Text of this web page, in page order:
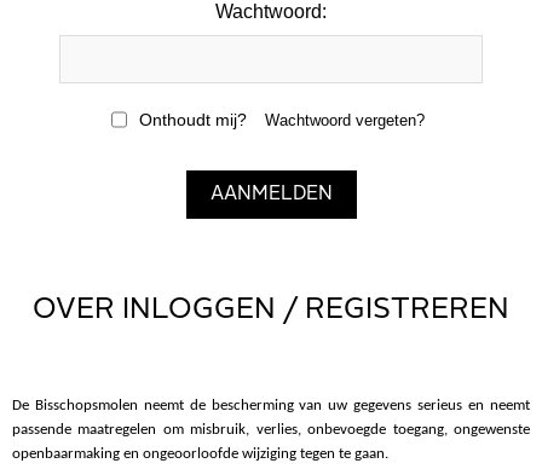
Wachtwoord:
Onthoudt mij? Wachtwoord vergeten?
OVER INLOGGEN / REGISTREREN
De Bisschopsmolen neemt de bescherming van uw gegevens serieus en neemt
passende maatregelen om misbruik, verlies, onbevoegde toegang, ongewenste
openbaarmaking en ongeoorloofde wijziging tegen te gaan.